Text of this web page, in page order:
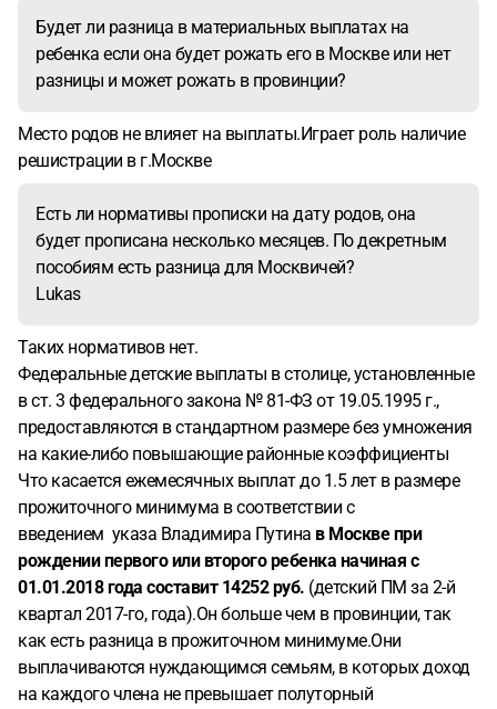
Будет ли разница в материальных выплатах на
ребенка если она будет рожать его в Москве или нет
разницы и может рожать в провинции?
Место родов не влияет на выплаты.Играет роль наличие
решистрации в г.Москве
Есть ли нормативы прописки на дату родов, она
будет прописана несколько месяцев. По декретным
пособиям есть разница для Москвичей?
Lukas
Таких нормативов нет.
Федеральные детские выплаты в столице, установленные
в ст. 3 федерального закона № 81-ФЗ от 19.05.1995 г.,
предоставляются в стандартном размере без умножения
на какие-либо повышающие районные коэффициенты
Что касается ежемесячных выплат до 1.5 лет в размере
прожиточного минимума в соответствии с
введением указа Владимира Путина в Москве при
рождении первого или второго ребенка начиная с
01.01.2018 года составит 14252 руб. (детский ПМ за 2-й
квартал 2017-го, года).Он больше чем в провинции, так
как есть разница в прожиточном минимуме.Они
выплачиваются нуждающимся семьям, в которых доход
на каждого члена не превышает полуторный